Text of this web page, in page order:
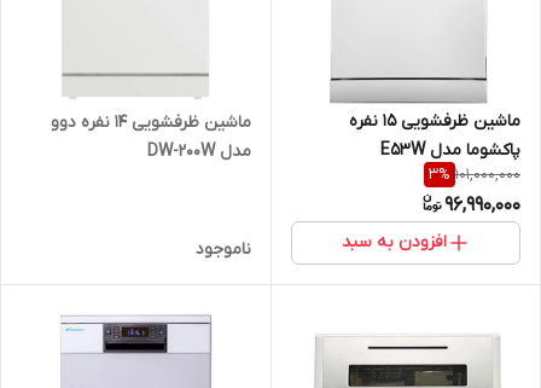
ماشین ظرفشویی 15 نفره
پاکشوما مدل E۵۳W
101,000,000
3%
96,990,000
افزودن به سبد
ماشین ظرفشویی 14 نفره دوو
مدل DW-200W
ناموجود